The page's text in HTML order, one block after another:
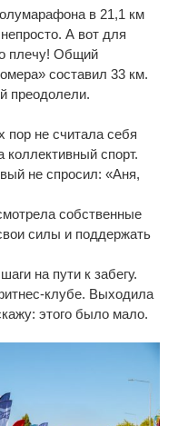
в 21,1 км
А вот для
плечу! Общий
» составил 33 км.
преодолели.
пор не считала себя
спорт.
не спросил: «Аня,
собственные
силы и поддержать
на пути к забегу.
клубе. Выходила
этого было мало.